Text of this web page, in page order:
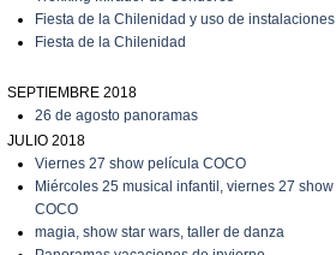
Fiesta de la Chilenidad y uso de instalaciones
Fiesta de la Chilenidad
SEPTIEMBRE 2018
26 de agosto panoramas
JULIO 2018
Viernes 27 show película COCO
Miércoles 25 musical infantil, viernes 27 show
COCO
magia, show star wars, taller de danza